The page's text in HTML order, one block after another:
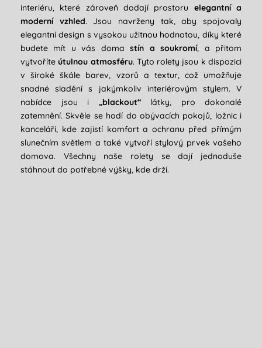
interiéru, které zároveň dodají prostoru elegantní a
moderní vzhled. Jsou navrženy tak, aby spojovaly
elegantní design s vysokou užitnou hodnotou, díky které
budete mít u vás domastín a soukromí, a přitom
vytvoříte útulnou atmosféru. Tyto rolety jsou k dispozici
v široké škále barev, vzorů a textur, což umožňuje
snadné sladění s jakýmkoliv interiérovým stylem. V
nabídce jsou i „blackout“látky, pro dokonalé
zatemnění. Skvěle se hodí do obývacích pokojů, ložnic i
kanceláří, kde zajistí komfort a ochranu před přímým
slunečním světlem a také vytvoří stylový prvek vašeho
domova. Všechny naše rolety se dají jednoduše
stáhnout do potřebné výšky, kde drží.